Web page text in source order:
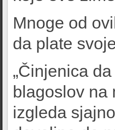
Mnoge od
da plate
„Činjenica
blagoslov na
izgleda